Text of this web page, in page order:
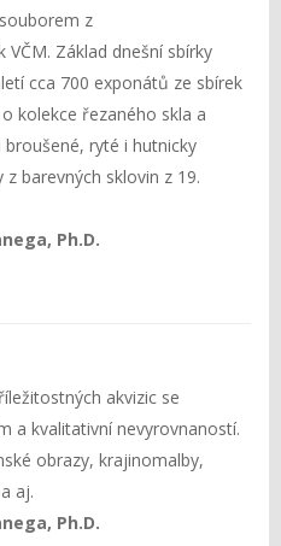
z
Základ dnešní sbírky
cca 700 exponátů ze sbírek
kolekce řezaného skla a
ryté i hutnicky
barevných sklovin z 19.
Ph.D.
akvizic se
a kvalitativní nevyrovnaností.
obrazy, krajinomalby,
aj.
Ph.D.